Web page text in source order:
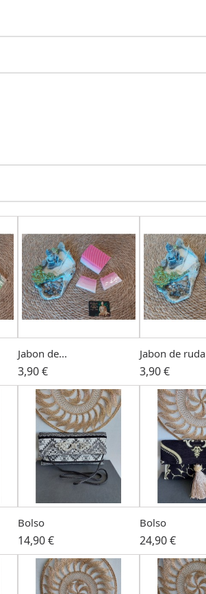
Jabon de...
3,90 €
Jabon de ruda
3,90 €
Bolso
14,90 €
Bolso
24,90 €